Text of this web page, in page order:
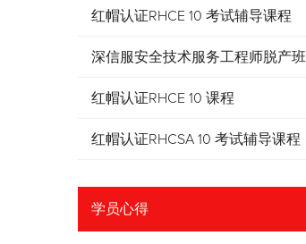
红帽认证RHCE 10 考试辅导课程
深信服安全技术服务工程师脱产班
红帽认证RHCE 10 课程
红帽认证RHCSA 10 考试辅导课程
学员心得